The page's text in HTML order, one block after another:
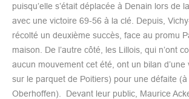
puisqu’elle s’était déplacée à Denain lors de
avec une victoire 69-56 à la clé. Depuis,
récolté un deuxième succès, face au promu
maison. De l’autre côté, les Lillois, qui n’ont
aucun mouvement cet été, ont un bilan d’une
sur le parquet de Poitiers) pour une défaite
Oberhoffen). Devant leur public, Maurice